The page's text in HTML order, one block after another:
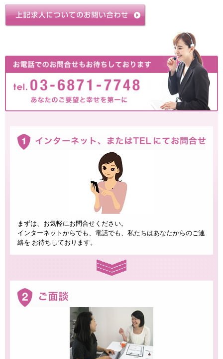
まずは、お気軽にお問合せください。
インターネットからでも、電話でも、私たちはあなたからのご連
絡を お待ちしております。